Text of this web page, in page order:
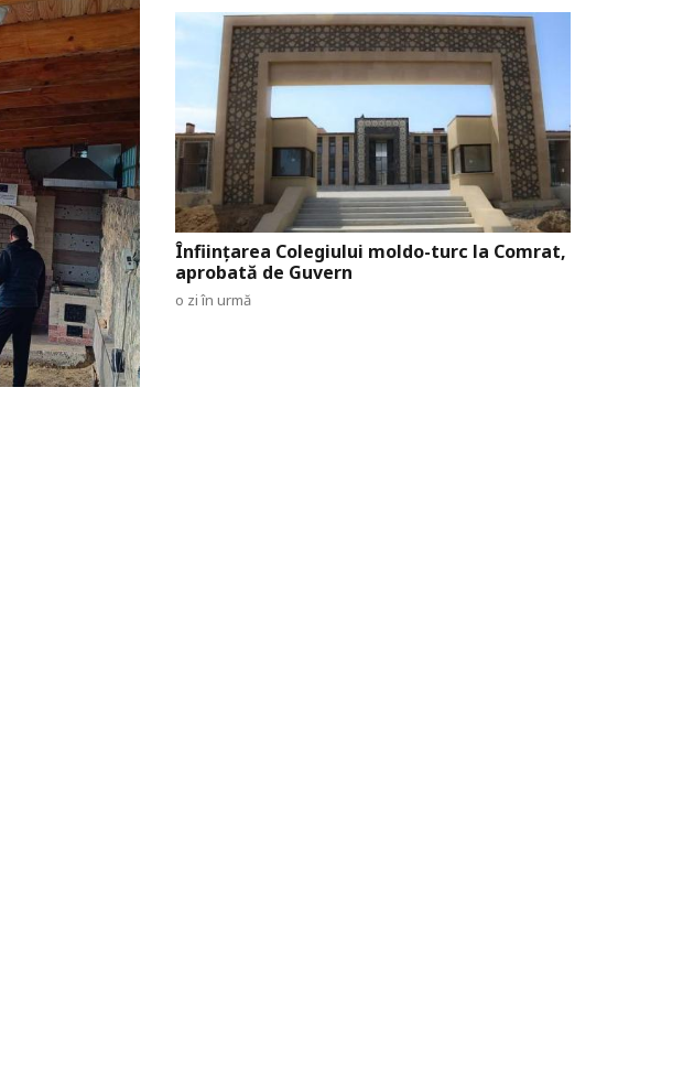
Înființarea Colegiului moldo-turc la Comrat,
aprobată de Guvern
o zi în urmă